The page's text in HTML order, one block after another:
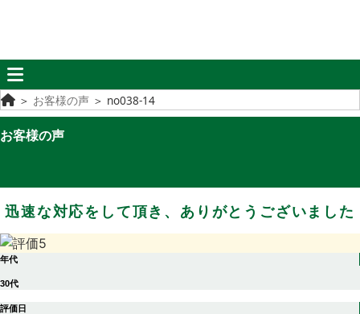
＞ お客様の声 ＞ no038-14
お客様の声
迅速な対応をして頂き、ありがとうございました
年代
30代
評価日